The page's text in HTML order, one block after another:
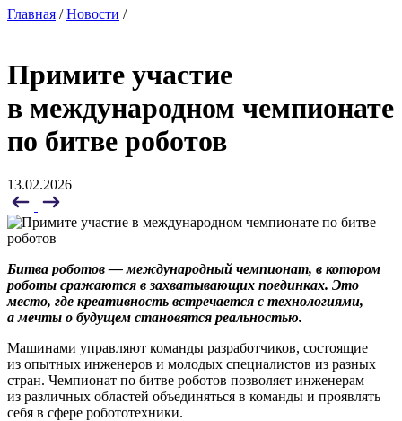
Главная /Новости /
Примите участие
в международном чемпионате
по битве роботов
13.02.2026
Битва роботов — международный чемпионат, в котором
роботы сражаются в захватывающих поединках. Это
место, где креативность встречается с технологиями,
а мечты о будущем становятся реальностью.
Машинами управляют команды разработчиков, состоящие
из опытных инженеров и молодых специалистов из разных
стран. Чемпионат по битве роботов позволяет инженерам
из различных областей объединяться в команды и проявлять
себя в сфере робототехники.